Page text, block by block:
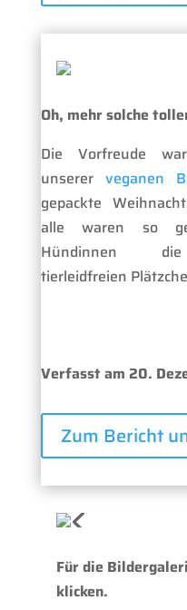
Oh, mehr solche
Die Vorfreude
unserer veganen
gepackte
alle waren so
Hündinnen die
tierleidfreien
Verfasst am 20.
Zum Bericht
Für die
klicken.